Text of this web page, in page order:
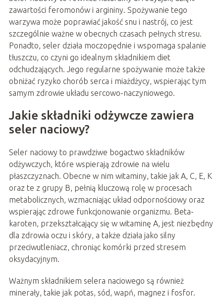
zawartości feromonów i argininy. Spożywanie tego
warzywa może poprawiać jakość snu i nastrój, co jest
szczególnie ważne w obecnych czasach pełnych stresu.
Ponadto, seler działa moczopędnie i wspomaga spalanie
tłuszczu, co czyni go idealnym składnikiem diet
odchudzających. Jego regularne spożywanie może także
obniżać ryzyko chorób serca i miażdżycy, wspierając tym
samym zdrowie układu sercowo-naczyniowego.
Jakie składniki odżywcze zawiera
seler naciowy?
Seler naciowy to prawdziwe bogactwo składników
odżywczych, które wspierają zdrowie na wielu
płaszczyznach. Obecne w nim witaminy, takie jak A, C, E, K
oraz te z grupy B, pełnią kluczową rolę w procesach
metabolicznych, wzmacniając układ odpornościowy oraz
wspierając zdrowe funkcjonowanie organizmu. Beta-
karoten, przekształcający się w witaminę A, jest niezbędny
dla zdrowia oczu i skóry, a także działa jako silny
przeciwutleniacz, chroniąc komórki przed stresem
oksydacyjnym.
Ważnym składnikiem selera naciowego są również
minerały, takie jak potas, sód, wapń, magnez i fosfor.